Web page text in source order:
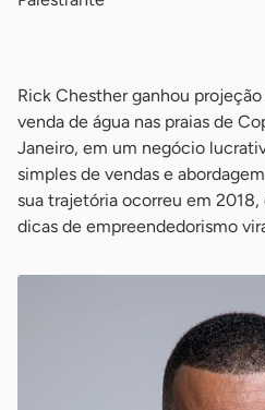
Rick Chesther ganhou
venda de água nas praias de
Janeiro, em um negócio
simples de vendas e
sua trajetória ocorreu em
dicas de empreendedorismo